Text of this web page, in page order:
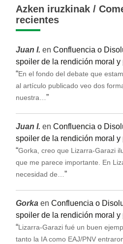
Azken iruzkinak /
recientes
Juan I. en Confluencia o
spoiler de la rendición moral
“En el fondo del debate que
al artículo publicado veo dos
nuestra…”
Juan I. en Confluencia o
spoiler de la rendición moral
“Gorka, creo que Lizarra-Garazi
que me parece importante. En
necesidad de…”
Gorka en Confluencia o
spoiler de la rendición moral
“Lizarra-Garazi fué un buen
tanto la IA como EAJ/PNV